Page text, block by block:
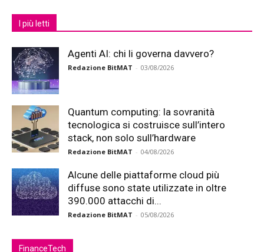
I più letti
Agenti AI: chi li governa davvero?
Redazione BitMAT - 03/08/2026
Quantum computing: la sovranità
tecnologica si costruisce sull’intero
stack, non solo sull’hardware
Redazione BitMAT - 04/08/2026
Alcune delle piattaforme cloud più
diffuse sono state utilizzate in oltre
390.000 attacchi di...
Redazione BitMAT - 05/08/2026
FinanceTech